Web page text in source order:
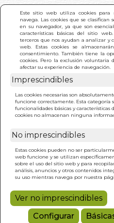
Este sitio web utiliza cookies para
navega. Las cookies que se clasifican
en su navegador, ya que son
características básicas del sitio
terceros que nos ayudan a analizar
web. Estas cookies se
consentimiento. También tiene la
cookies. Pero la exclusión voluntaria
afectar su experiencia de navegación.
Imprescindibles
Las cookies necesarias son
funcione correctamente. Esta categoría
funcionalidades básicas y características
cookies no almacenan ninguna
No imprescindibles
Estas cookies pueden no ser
web funcione y se utilizan
sobre el uso del sitio web y para
análisis, anuncios y otros contenidos
su uso mientras navega por nuestra
Ver no imprescindibles
Configurar
INICIO > BOLSA